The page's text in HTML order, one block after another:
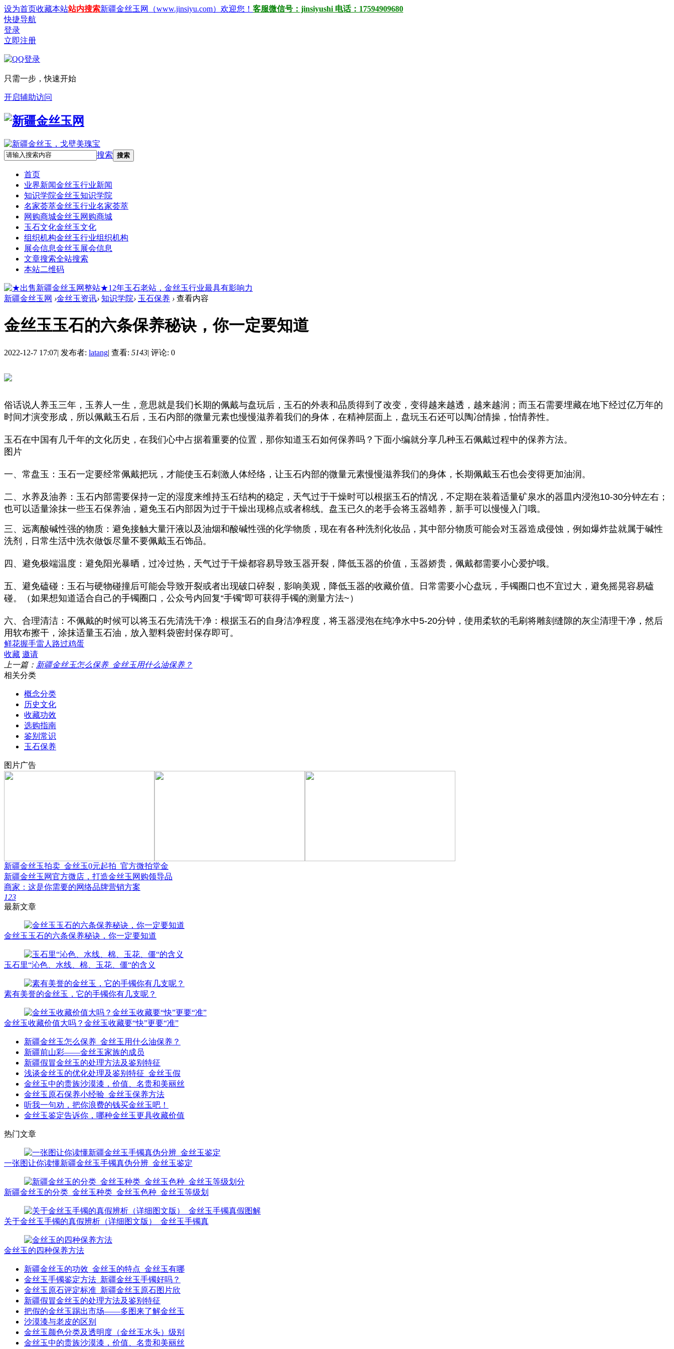
设为首页收藏本站站内搜索新疆金丝玉网（www.jinsiyu.com）欢迎您！ 客服微信号：jinsiyushi 电话：17594909680
快捷导航
登录
立即注册
只需一步，快速开始
开启辅助访问
搜索 搜索
首页
业界新闻金丝玉行业新闻
知识学院金丝玉知识学院
名家荟萃金丝玉行业名家荟萃
网购商城金丝玉网购商城
玉石文化金丝玉文化
组织机构金丝玉行业组织机构
展会信息金丝玉展会信息
文章搜索全站搜索
本站二维码
新疆金丝玉网 ›金丝玉资讯› 知识学院› 玉石保养 › 查看内容
金丝玉玉石的六条保养秘诀，你一定要知道
2022-12-7 17:07| 发布者: latang| 查看: 5143| 评论: 0
俗话说人养玉三年，玉养人一生，意思就是我们长期的佩戴与盘玩后，玉石的外表和品质得到了改变，变得越来越透，越来越润；而玉石需要埋藏在地下经过亿万年的
时间才演变形成，所以佩戴玉石后，玉石内部的微量元素也慢慢滋养着我们的身体，在精神层面上，盘玩玉石还可以陶冶情操，怡情养性。
玉石在中国有几千年的文化历史，在我们心中占据着重要的位置，那你知道玉石如何保养吗？下面小编就分享几种玉石佩戴过程中的保养方法。
图片
一、常盘玉：玉石一定要经常佩戴把玩，才能使玉石刺激人体经络，让玉石内部的微量元素慢慢滋养我们的身体，长期佩戴玉石也会变得更加油润。
二、水养及油养：玉石内部需要保持一定的湿度来维持玉石结构的稳定，天气过于干燥时可以根据玉石的情况，不定期在装着适量矿泉水的器皿内浸泡10-30分钟左右；
也可以适量涂抹一些玉石保养油，避免玉石内部因为过于干燥出现棉点或者棉线。盘玉已久的老手会将玉器蜡养，新手可以慢慢入门哦。
三、远离酸碱性强的物质：避免接触大量汗液以及油烟和酸碱性强的化学物质，现在有各种洗剂化妆品，其中部分物质可能会对玉器造成侵蚀，例如爆炸盐就属于碱性
洗剂，日常生活中洗衣做饭尽量不要佩戴玉石饰品。
四、避免极端温度：避免阳光暴晒，过冷过热，天气过于干燥都容易导致玉器开裂，降低玉器的价值，玉器娇贵，佩戴都需要小心爱护哦。
五、避免磕碰：玉石与硬物碰撞后可能会导致开裂或者出现破口碎裂，影响美观，降低玉器的收藏价值。日常需要小心盘玩，手镯圈口也不宜过大，避免摇晃容易磕
碰。（如果想知道适合自己的手镯圈口，公众号内回复“手镯”即可获得手镯的测量方法~）
六、合理清洁：不佩戴的时候可以将玉石先清洗干净：根据玉石的自身洁净程度，将玉器浸泡在纯净水中5-20分钟，使用柔软的毛刷将雕刻缝隙的灰尘清理干净，然后
用软布擦干，涂抹适量玉石油，放入塑料袋密封保存即可。
鲜花握手雷人 路过鸡蛋
收藏 邀请
上一篇： 新疆金丝玉怎么保养_金丝玉用什么油保养？
相关分类
概念分类
历史文化
收藏功效
选购指南
鉴别常识
玉石保养
图片广告
新疆金丝玉拍卖_金丝玉0元起拍_官方微拍堂金
新疆金丝玉网官方微店，打造金丝玉网购领导品
商家：这是你需要的网络品牌营销方案
123
最新文章
金丝玉玉石的六条保养秘诀，你一定要知道
玉石里“沁色、水线、棉、玉花、僵“的含义
素有美誉的金丝玉，它的手镯你有几支呢？
金丝玉收藏价值大吗？金丝玉收藏要“快”更要“准”
新疆金丝玉怎么保养_金丝玉用什么油保养？
新疆前山彩——金丝玉家族的成员
新疆假冒金丝玉的处理方法及鉴别特征
浅谈金丝玉的优化处理及鉴别特征_金丝玉假
金丝玉中的贵族沙漠漆，价值、名贵和美丽丝
金丝玉原石保养小经验_金丝玉保养方法
听我一句劝，把你浪费的钱买金丝玉吧！
金丝玉鉴定告诉你，哪种金丝玉更具收藏价值
热门文章
一张图让你读懂新疆金丝玉手镯真伪分辨_金丝玉鉴定
新疆金丝玉的分类_金丝玉种类_金丝玉色种_金丝玉等级划
关于金丝玉手镯的真假辨析（详细图文版）_金丝玉手镯真
金丝玉的四种保养方法
新疆金丝玉的功效_金丝玉的特点_金丝玉有哪
金丝玉手镯鉴定方法_新疆金丝玉手镯好吗？
金丝玉原石评定标准_新疆金丝玉原石图片欣
新疆假冒金丝玉的处理方法及鉴别特征
把假的金丝玉踢出市场——多图来了解金丝玉
沙漠漆与老皮的区别
金丝玉颜色分类及透明度（金丝玉水头）级别
金丝玉中的贵族沙漠漆，价值、名贵和美丽丝